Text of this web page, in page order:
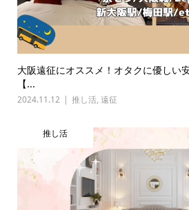
大阪遠征にオススメ！オタクに優しい
【...
2024.11.12 推し活, 遠征
推し活